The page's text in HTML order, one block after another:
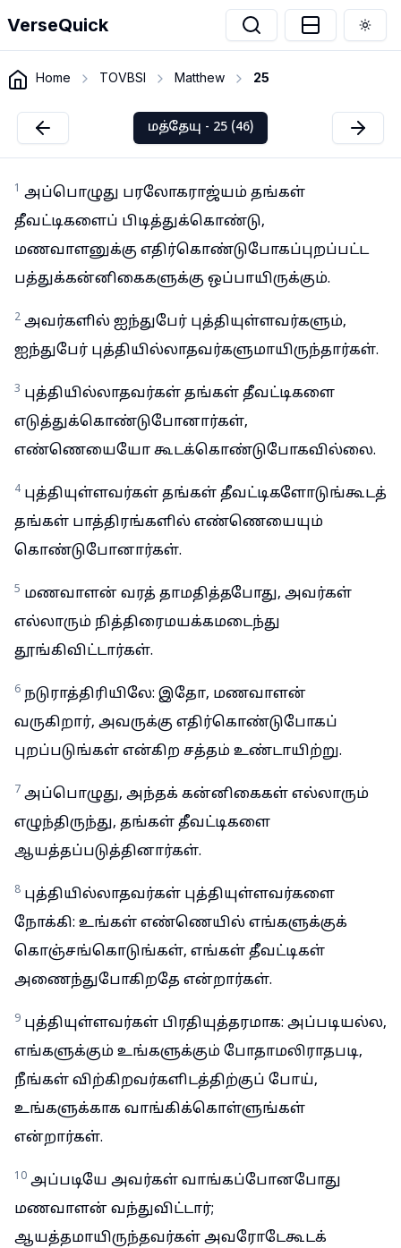
VerseQuick
Home TOVBSI Matthew 25
மத்தேயு - 25 (46)
1 அப்பொழுது பரலோகராஜ்யம் தங்கள்
தீவட்டிகளைப் பிடித்துக்கொண்டு,
மணவாளனுக்கு எதிர்கொண்டுபோகப்புறப்பட்ட
பத்துக்கன்னிகைகளுக்கு ஒப்பாயிருக்கும்.
2 அவர்களில் ஐந்துபேர் புத்தியுள்ளவர்களும்,
ஐந்துபேர் புத்தியில்லாதவர்களுமாயிருந்தார்கள்.
3 புத்தியில்லாதவர்கள் தங்கள் தீவட்டிகளை
எடுத்துக்கொண்டுபோனார்கள்,
எண்ணெயையோ கூடக்கொண்டுபோகவில்லை.
4 புத்தியுள்ளவர்கள் தங்கள் தீவட்டிகளோடுங்கூடத்
தங்கள் பாத்திரங்களில் எண்ணெயையும்
கொண்டுபோனார்கள்.
5 மணவாளன் வரத் தாமதித்தபோது, அவர்கள்
எல்லாரும் நித்திரைமயக்கமடைந்து
தூங்கிவிட்டார்கள்.
6 நடுராத்திரியிலே: இதோ, மணவாளன்
வருகிறார், அவருக்கு எதிர்கொண்டுபோகப்
புறப்படுங்கள் என்கிற சத்தம் உண்டாயிற்று.
7 அப்பொழுது, அந்தக் கன்னிகைகள் எல்லாரும்
எழுந்திருந்து, தங்கள் தீவட்டிகளை
ஆயத்தப்படுத்தினார்கள்.
8 புத்தியில்லாதவர்கள் புத்தியுள்ளவர்களை
நோக்கி: உங்கள் எண்ணெயில் எங்களுக்குக்
கொஞ்சங்கொடுங்கள், எங்கள் தீவட்டிகள்
அணைந்துபோகிறதே என்றார்கள்.
9 புத்தியுள்ளவர்கள் பிரதியுத்தரமாக: அப்படியல்ல,
எங்களுக்கும் உங்களுக்கும் போதாமலிராதபடி,
நீங்கள் விற்கிறவர்களிடத்திற்குப் போய்,
உங்களுக்காக வாங்கிக்கொள்ளுங்கள்
என்றார்கள்.
10 அப்படியே அவர்கள் வாங்கப்போனபோது
மணவாளன் வந்துவிட்டார்;
ஆயத்தமாயிருந்தவர்கள் அவரோடேகூடக்